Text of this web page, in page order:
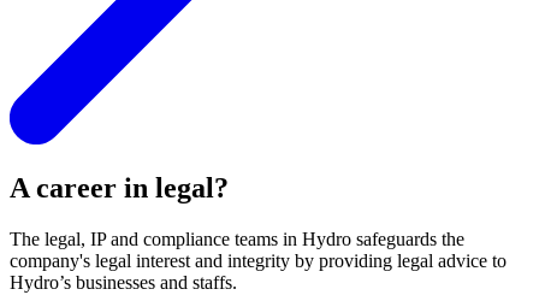
A career in legal?
The legal, IP and compliance teams in Hydro safeguards the
company's legal interest and integrity by providing legal advice to
Hydro’s businesses and staffs.